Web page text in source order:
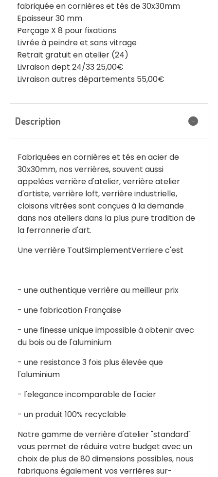
fabriquée en cornières et tés de 30x30mm
Epaisseur 30 mm
Perçage X 8 pour fixations
Livrée à peindre et sans vitrage
Retrait gratuit en atelier (24)
Livraison dept 24/33 25,00€
Livraison autres départements 55,00€
Description
Fabriquées en cornières et tés en acier de
30x30mm, nos verrières, souvent aussi
appelées verrière d'atelier, verrière atelier
d'artiste, verrière loft, verrière industrielle,
cloisons vitrées sont conçues à la demande
dans nos ateliers dans la plus pure tradition de
la ferronnerie d'art.
Une verrière ToutSimplementVerriere c'est
- une authentique verrière au meilleur prix
- une fabrication Française
- une finesse unique impossible à obtenir avec
du bois ou de l'aluminium
- une resistance 3 fois plus élevée que
l'aluminium
- l'elegance incomparable de l'acier
- un produit 100% recyclable
Notre gamme de verrière d'atelier "standard"
vous permet de réduire votre budget avec un
choix de plus de 80 dimensions possibles, nous
fabriquons également vos verrières sur-